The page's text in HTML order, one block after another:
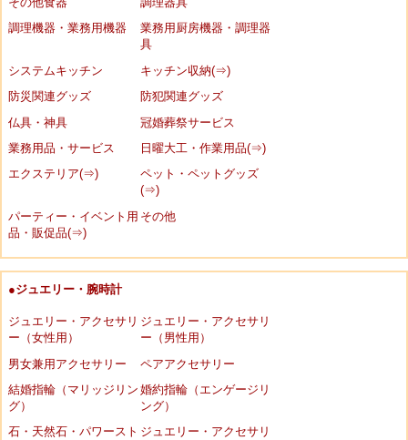
調理機器・業務用機器
業務用厨房機器・調理器
具
システムキッチン
キッチン収納(⇒)
防災関連グッズ
防犯関連グッズ
仏具・神具
冠婚葬祭サービス
業務用品・サービス
日曜大工・作業用品(⇒)
エクステリア(⇒)
ペット・ペットグッズ
(⇒)
パーティー・イベント用
品・販促品(⇒)
その他
●ジュエリー・腕時計
ジュエリー・アクセサリ
ー（女性用）
ジュエリー・アクセサリ
ー（男性用）
男女兼用アクセサリー
ペアアクセサリー
結婚指輪（マリッジリン
グ）
婚約指輪（エンゲージリ
ング）
石・天然石・パワースト ジュエリー・アクセサリ